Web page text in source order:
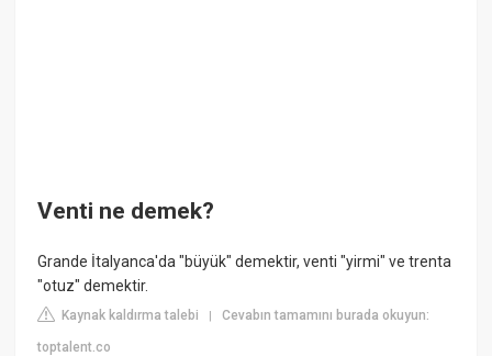
Venti ne demek?
Grande İtalyanca'da "büyük" demektir, venti "yirmi" ve trenta
"otuz" demektir.
Kaynak kaldırma talebi |Cevabın tamamını burada okuyun:
toptalent.co